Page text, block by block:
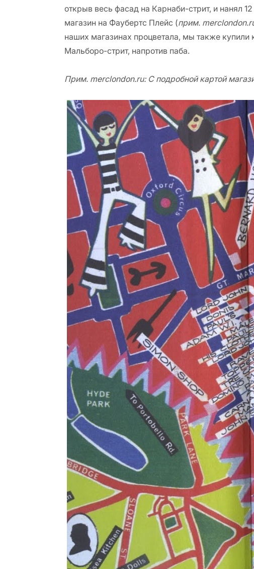
открыв весь фасад на Карнаби-стрит, и нанял
магазин на Фаубертс Плейс (прим.
наших магазинах процветала, мы также
Мальборо-стрит, напротив паба.
Прим. merclondon.ru: С подробной картой